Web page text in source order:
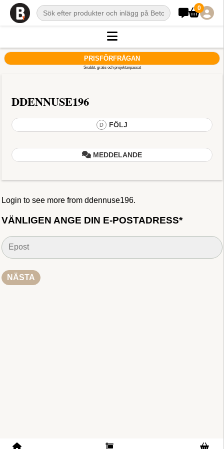
0
PRISFÖRFRÅGAN
Snabbt, gratis och projektanpassat
Login to see more from ddennuse196.
VÄNLIGEN ANGE DIN E-POSTADRESS*
DDENNUSE196
D FÖLJ
MEDDELANDE